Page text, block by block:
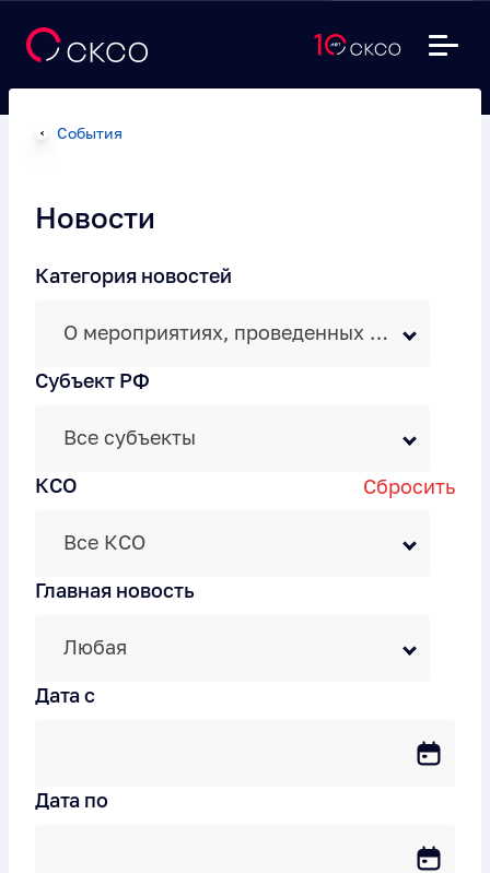
События
Новости
Категория новостей
О мероприятиях, проведенных КСО
Субъект РФ
Все субъекты
КСО
Сбросить
Все КСО
Главная новость
Любая
Дата c
Дата по